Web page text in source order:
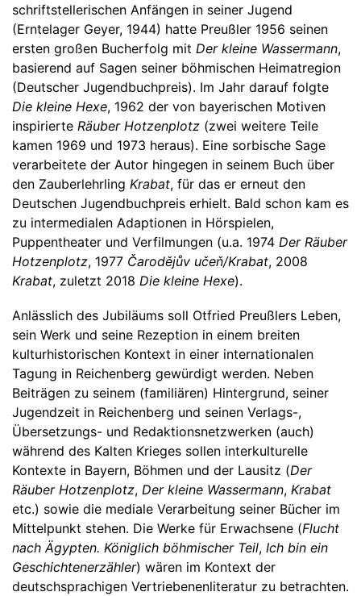
schriftstellerischen Anfängen in seiner Jugend
(Erntelager Geyer, 1944) hatte Preußler 1956 seinen
ersten großen Bucherfolg mit Der kleine Wassermann,
basierend auf Sagen seiner böhmischen Heimatregion
(Deutscher Jugendbuchpreis). Im Jahr darauf folgte
Die kleine Hexe, 1962 der von bayerischen Motiven
inspirierte Räuber Hotzenplotz (zwei weitere Teile
kamen 1969 und 1973 heraus). Eine sorbische Sage
verarbeitete der Autor hingegen in seinem Buch über
den Zauberlehrling Krabat, für das er erneut den
Deutschen Jugendbuchpreis erhielt. Bald schon kam es
zu intermedialen Adaptionen in Hörspielen,
Puppentheater und Verfilmungen (u.a. 1974 Der Räuber
Hotzenplotz, 1977 Čarodějův učeň/Krabat, 2008
Krabat, zuletzt 2018 Die kleine Hexe).
Anlässlich des Jubiläums soll Otfried Preußlers Leben,
sein Werk und seine Rezeption in einem breiten
kulturhistorischen Kontext in einer internationalen
Tagung in Reichenberg gewürdigt werden. Neben
Beiträgen zu seinem (familiären) Hintergrund, seiner
Jugendzeit in Reichenberg und seinen Verlags-,
Übersetzungs- und Redaktionsnetzwerken (auch)
während des Kalten Krieges sollen interkulturelle
Kontexte in Bayern, Böhmen und der Lausitz (Der
Räuber Hotzenplotz, Der kleine Wassermann, Krabat
etc.) sowie die mediale Verarbeitung seiner Bücher im
Mittelpunkt stehen. Die Werke für Erwachsene (Flucht
nach Ägypten. Königlich böhmischer Teil, Ich bin ein
Geschichtenerzähler) wären im Kontext der
deutschsprachigen Vertriebenenliteratur zu betrachten.